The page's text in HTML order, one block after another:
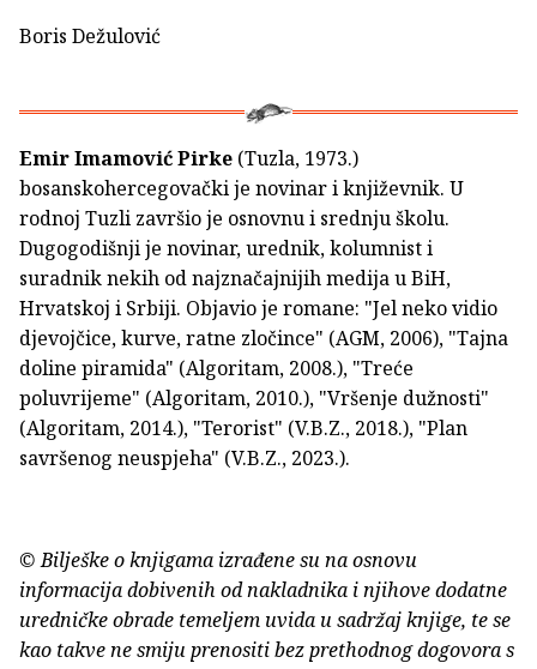
Boris Dežulović
Emir Imamović Pirke (Tuzla, 1973.)
bosanskohercegovački je novinar i književnik. U
rodnoj Tuzli završio je osnovnu i srednju školu.
Dugogodišnji je novinar, urednik, kolumnist i
suradnik nekih od najznačajnijih medija u BiH,
Hrvatskoj i Srbiji. Objavio je romane: "Jel neko vidio
djevojčice, kurve, ratne zločince" (AGM, 2006), "Tajna
doline piramida" (Algoritam, 2008.), "Treće
poluvrijeme" (Algoritam, 2010.), "Vršenje dužnosti"
(Algoritam, 2014.), "Terorist" (V.B.Z., 2018.), "Plan
savršenog neuspjeha" (V.B.Z., 2023.).
© Bilješke o knjigama izrađene su na osnovu
informacija dobivenih od nakladnika i njihove dodatne
uredničke obrade temeljem uvida u sadržaj knjige, te se
kao takve ne smiju prenositi bez prethodnog dogovora s